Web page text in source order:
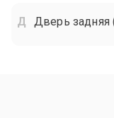
Дверь задняя